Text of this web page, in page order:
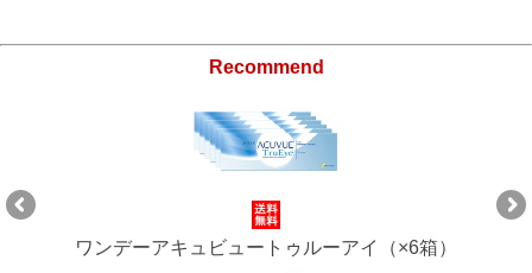
Recommend
ワンデーアキュビュートゥルーアイ（×6箱）